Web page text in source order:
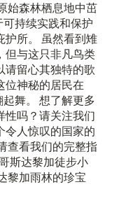
始森林栖息地中茁
持续实践和保护
护所。 虽然看到雉
但与这只非凡鸟类
请留心其独特的歌
位神秘的居民在
舞。 想了解更多
性吗？请关注我们
令人惊叹的国家的
查看我们的完整指
斯达黎加徒步小
黎加雨林的珍宝